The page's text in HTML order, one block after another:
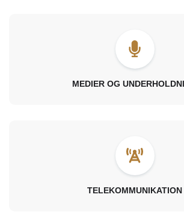
MEDIER OG
TELEKOMMUNIKATION